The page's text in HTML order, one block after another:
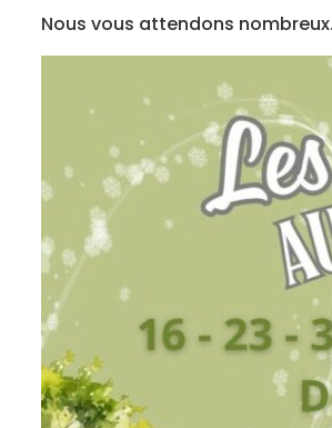
Nous vous attendons